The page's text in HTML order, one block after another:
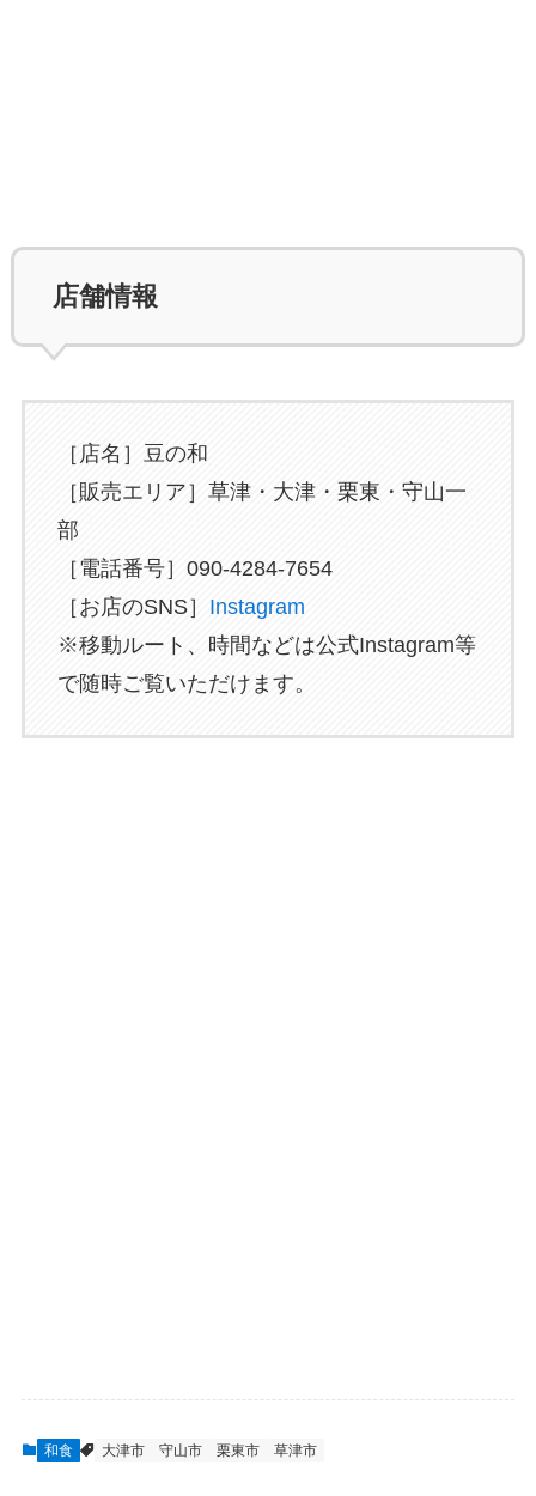
店舗情報
［店名］豆の和
［販売エリア］草津・大津・栗東・守山一
部
［電話番号］090-4284-7654
［お店のSNS］ Instagram
※移動ルート、時間などは公式Instagram等
で随時ご覧いただけます。
和食 大津市 守山市 栗東市 草津市